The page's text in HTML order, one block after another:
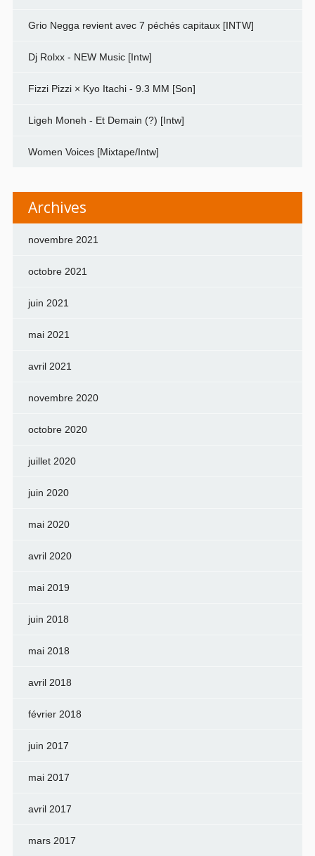
Grio Negga revient avec 7 péchés capitaux [INTW]
Dj Rolxx - NEW Music [Intw]
Fizzi Pizzi × Kyo Itachi - 9.3 MM [Son]
Ligeh Moneh - Et Demain (?) [Intw]
Women Voices [Mixtape/Intw]
Archives
novembre 2021
octobre 2021
juin 2021
mai 2021
avril 2021
novembre 2020
octobre 2020
juillet 2020
juin 2020
mai 2020
avril 2020
mai 2019
juin 2018
mai 2018
avril 2018
février 2018
juin 2017
mai 2017
avril 2017
mars 2017